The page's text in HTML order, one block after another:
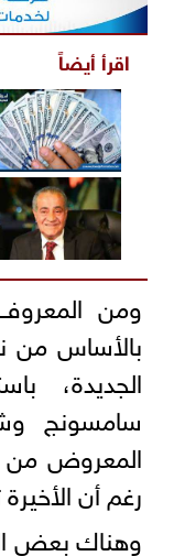
اقرأ أيضاً
ومن
بالأساس من
الجديدة،
سامسونج
المعروض من
رغم أن
وهناك بعض